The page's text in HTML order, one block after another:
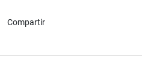
Compartir